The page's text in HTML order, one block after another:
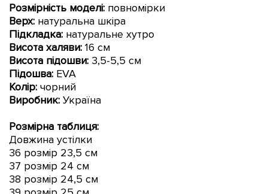
Розмірність моделі: повномірки
Верх: натуральна шкіра
Підкладка: натуральне хутро
Висота халяви: 16 см
Висота підошви: 3,5-5,5 см
Підошва: EVA
Колір: чорний
Виробник: Україна
Розмірна таблиця:
Довжина устілки
36 розмір 23,5 см
37 розмір 24 см
38 розмір 24,5 см